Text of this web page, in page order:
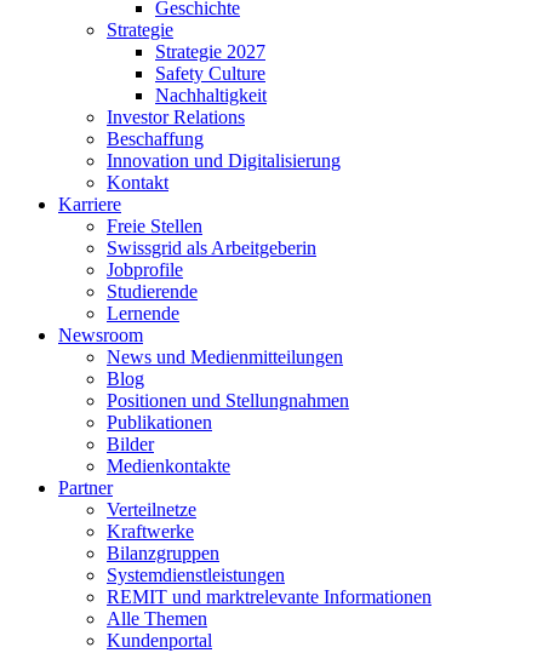
Geschichte
Strategie
Strategie 2027
Safety Culture
Nachhaltigkeit
Investor Relations
Beschaffung
Innovation und Digitalisierung
Kontakt
Karriere
Freie Stellen
Swissgrid als Arbeitgeberin
Jobprofile
Studierende
Lernende
Newsroom
News und Medienmitteilungen
Blog
Positionen und Stellungnahmen
Publikationen
Bilder
Medienkontakte
Partner
Verteilnetze
Kraftwerke
Bilanzgruppen
Systemdienstleistungen
REMIT und marktrelevante Informationen
Alle Themen
Kundenportal